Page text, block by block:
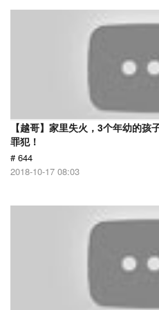
【越哥】家里失火，3个年幼的
罪犯！
# 644
2018-10-17 08:03